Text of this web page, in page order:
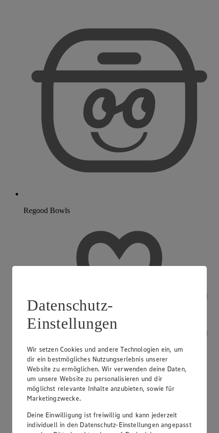
Regood Bowls
Lotto/Toto
Datenschutz-
Einstellungen
Wir setzen Cookies und andere Technologien ein, um
dir ein bestmögliches Nutzungserlebnis unserer
Website zu ermöglichen. Wir verwenden deine Daten,
um unsere Website zu personalisieren und dir
möglichst relevante Inhalte anzubieten, sowie für
Marketingzwecke.
Deine Einwilligung ist freiwillig und kann jederzeit
individuell in den Datenschutz-Einstellungen angepasst